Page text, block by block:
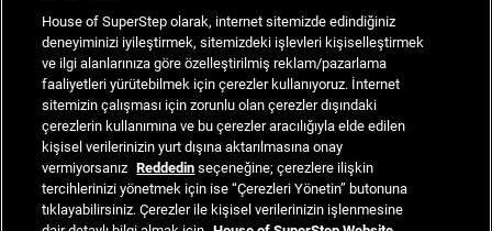
House of SuperStep olarak, internet sitemizde edindiğiniz
deneyiminizi iyileştirmek, sitemizdeki işlevleri kişiselleştirmek
ve ilgi alanlarınıza göre özelleştirilmiş reklam/pazarlama
faaliyetleri yürütebilmek için çerezler kullanıyoruz. İnternet
sitemizin çalışması için zorunlu olan çerezler dışındaki
çerezlerin kullanımına ve bu çerezler aracılığıyla elde edilen
kişisel verilerinizin yurt dışına aktarılmasına onay
vermiyorsanız Reddedin seçeneğine; çerezlere ilişkin
tercihlerinizi yönetmek için ise “Çerezleri Yönetin” butonuna
tıklayabilirsiniz. Çerezler ile kişisel verilerinizin işlenmesine